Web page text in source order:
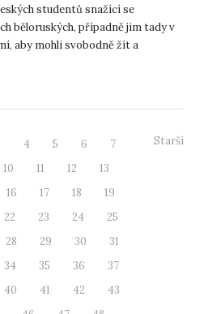
studentů snažící se
běloruských, případně jim tady v
aby mohli svobodně žít a
4 5 6
7
10 11 12
13
16 17 18
19
22 23 24
25
28 29 30
31
34 35 36
37
40 41 42
43
Starší